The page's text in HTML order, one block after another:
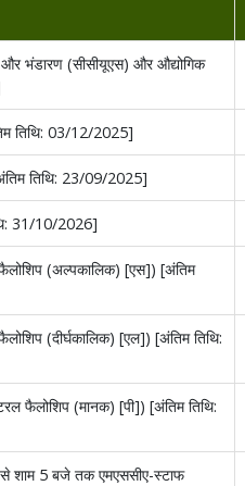
और भंडारण (सीसीयूएस) और औद्योगिक
तिथि: 03/12/2025]
तिथि: 23/09/2025]
31/10/2026]
(अल्पकालिक) [एस]) [अंतिम
(दीर्घकालिक) [एल]) [अंतिम तिथि:
फैलोशिप (मानक) [पी]) [अंतिम तिथि:
शाम 5 बजे तक एमएससीए-स्टाफ